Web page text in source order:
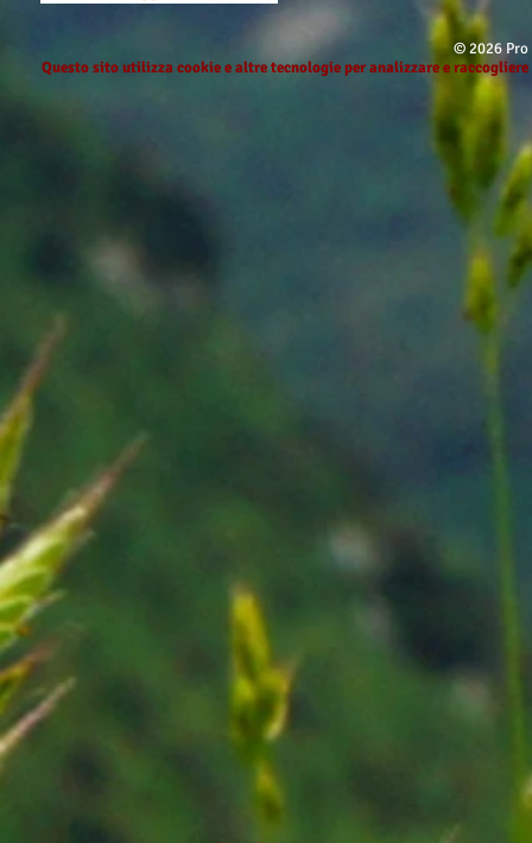
© 2026 Pro
Questo sito utilizza cookie e altre tecnologie per analizzare e